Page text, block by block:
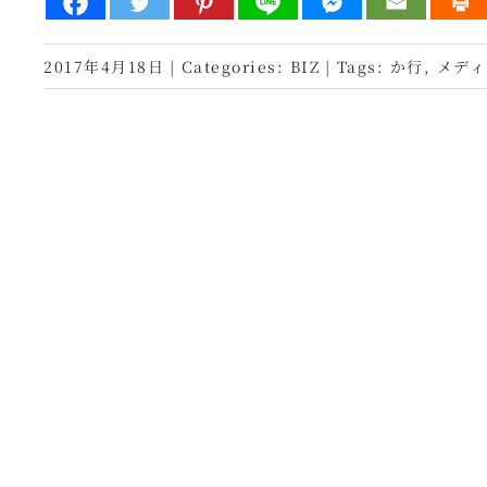
2017年4月18日 | Categories: BIZ | Tags: か行, メデ